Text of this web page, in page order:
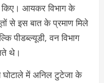
आयकर विभाग के
से इस बात के प्रमाण मिले
पीडब्ल्यूडी, वन विभाग
थे।
घोटाले में अनिल टुटेजा के